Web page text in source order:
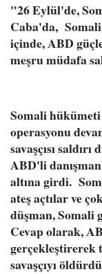
"26 Eylül'de,
Caba'da,
içinde, ABD
meşru müdafa
Somali
operasyonu
savaşçısı
ABD'li
altına girdi.
ateş açtılar ve
düşman, Somali
Cevap olarak,
gerçekleştirerek
savaşçıyı